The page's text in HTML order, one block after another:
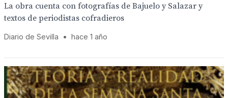
La obra cuenta con fotografías de Bajuelo y Salazar y
textos de periodistas cofradieros
Diario de Sevilla • hace 1 año